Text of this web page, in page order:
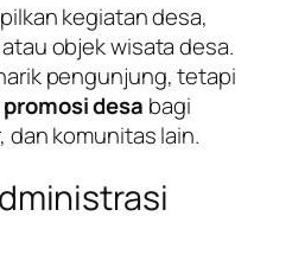
kegiatan desa,
objek wisata desa.
pengunjung, tetapi
desa bagi
komunitas lain.